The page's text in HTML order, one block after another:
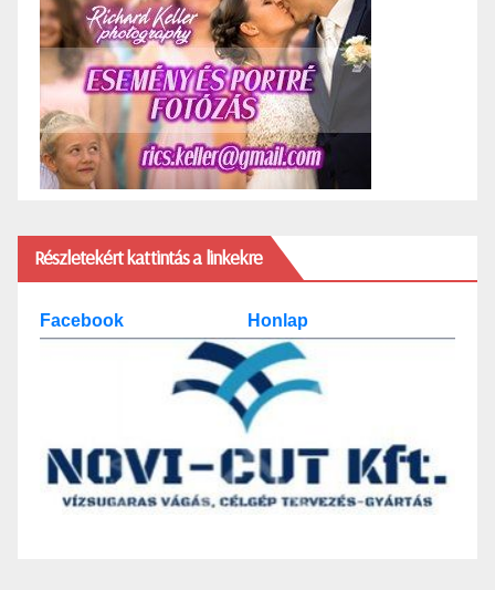
Részletekért kattintás a linkekre
Facebook Honlap